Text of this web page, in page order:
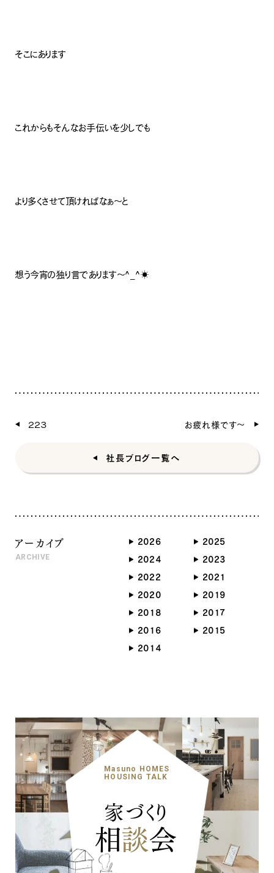
そこにあります
これからもそんなお手伝いを少しでも
より多くさせて頂ければなぁ〜と
想う今宵の独り言であります〜^_^☀️
２２３ お疲れ様です〜
社長ブログ一覧へ
アーカイブ
ARCHIVE
2026
2025
2024
2023
2022
2021
2020
2019
2018
2017
2016
2015
2014
Masuno HOMES
HOUSING TALK
家づくり
相談会